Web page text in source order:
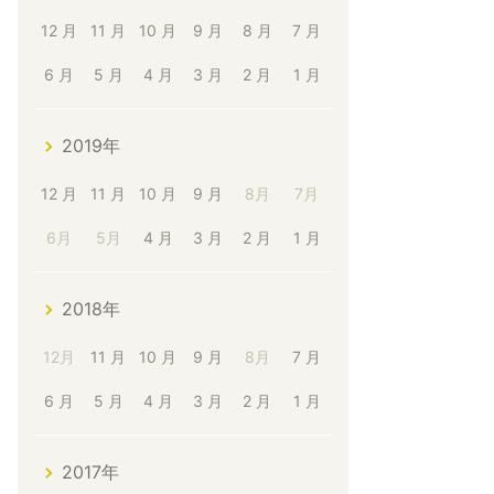
12 月 11 月 10 月 9 月 8 月 7 月
6 月 5 月 4 月 3 月 2 月 1 月
2019年
12 月 11 月 10 月 9 月 8月 7月
6月 5月 4 月 3 月 2 月 1 月
2018年
12月 11 月 10 月 9 月 8月 7 月
6 月 5 月 4 月 3 月 2 月 1 月
2017年